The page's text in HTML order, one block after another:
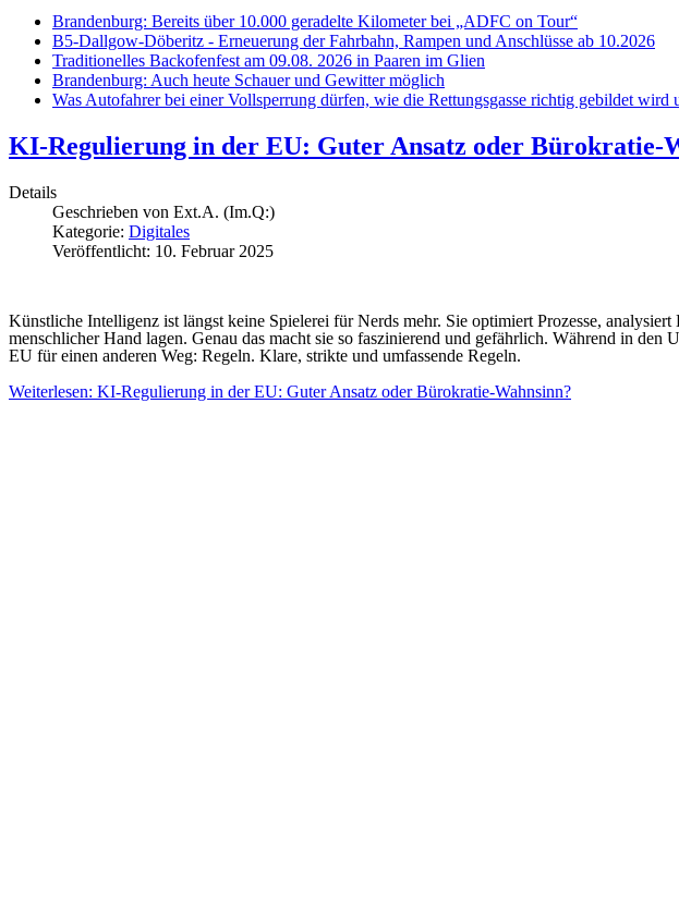
Brandenburg: Bereits über 10.000 geradelte Kilometer bei „ADFC on Tour“
B5-Dallgow-Döberitz - Erneuerung der Fahrbahn, Rampen und Anschlüsse ab 10.2026
Traditionelles Backofenfest am 09.08. 2026 in Paaren im Glien
Brandenburg: Auch heute Schauer und Gewitter möglich
Was Autofahrer bei einer Vollsperrung dürfen, wie die Rettungsgasse richtig gebildet
KI-Regulierung in der EU: Guter Ansatz oder Bürokratie-
Details
Geschrieben von Ext.A. (Im.Q:)
Kategorie: Digitales
Veröffentlicht: 10. Februar 2025
Künstliche Intelligenz ist längst keine Spielerei für Nerds mehr. Sie optimiert Prozesse,
menschlicher Hand lagen. Genau das macht sie so faszinierend und gefährlich. Während in
EU für einen anderen Weg: Regeln. Klare, strikte und umfassende Regeln.
Weiterlesen: KI-Regulierung in der EU: Guter Ansatz oder Bürokratie-Wahnsinn?